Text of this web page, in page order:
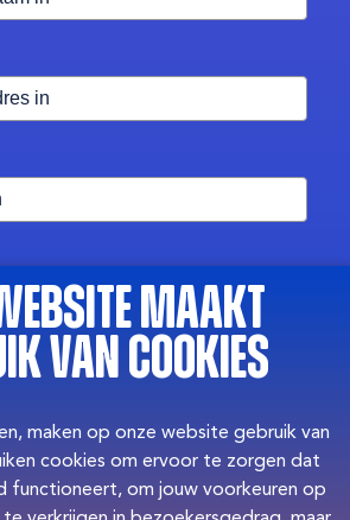
maakt
van cookies
maken op onze website gebruik van
cookies om ervoor te zorgen dat
functioneert, om jouw voorkeuren op
hoe we de Scorecard en de rest
om het beste jonge talent te
sector? Plan direct een
in met The New Crew. We denken